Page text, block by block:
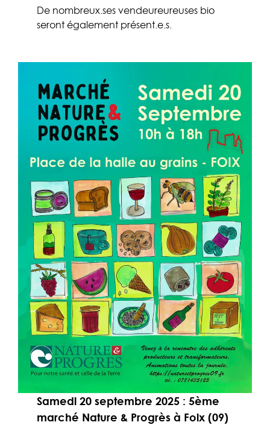
De nombreux.ses vendeureureuses bio
seront également présent.e.s.
Samedi 20 septembre 2025 : 5ème
marché Nature & Progrès à Foix (09)